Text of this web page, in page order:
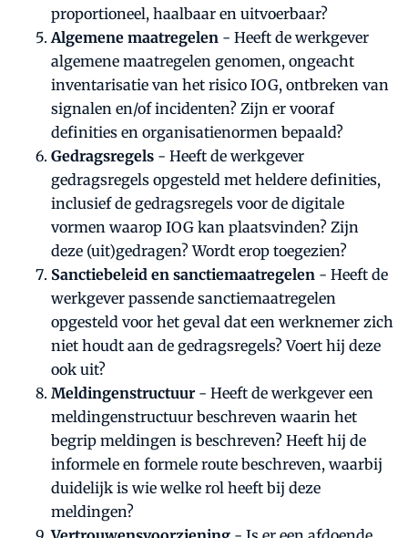
proportioneel, haalbaar en uitvoerbaar?
Algemene maatregelen - Heeft de werkgever
algemene maatregelen genomen, ongeacht
inventarisatie van het risico IOG, ontbreken van
signalen en/of incidenten? Zijn er vooraf
definities en organisatienormen bepaald?
Gedragsregels - Heeft de werkgever
gedragsregels opgesteld met heldere definities,
inclusief de gedragsregels voor de digitale
vormen waarop IOG kan plaatsvinden? Zijn
deze (uit)gedragen? Wordt erop toegezien?
Sanctiebeleid en sanctiemaatregelen - Heeft de
werkgever passende sanctiemaatregelen
opgesteld voor het geval dat een werknemer zich
niet houdt aan de gedragsregels? Voert hij deze
ook uit?
Meldingenstructuur- Heeft de werkgever een
meldingenstructuur beschreven waarin het
begrip meldingen is beschreven? Heeft hij de
informele en formele route beschreven, waarbij
duidelijk is wie welke rol heeft bij deze
meldingen?